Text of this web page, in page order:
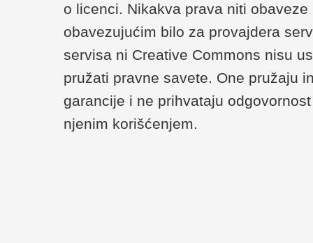
o licenci. Nikakva prava niti
obavezujućim bilo za provajdera
servisa ni Creative Commons nisu
pružati pravne savete. One pružaju
garancije i ne prihvataju
njenim korišćenjem.